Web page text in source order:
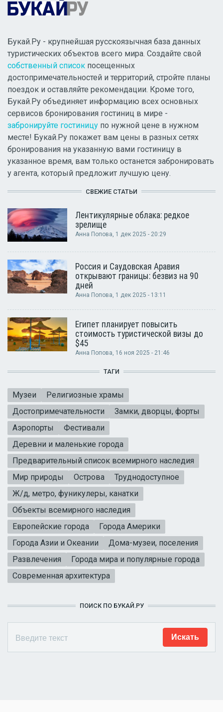
Букай.Ру - крупнейшая русскоязычная база данных
туристических объектов всего мира. Создайте свой
собственный список посещенных
достопримечательностей и территорий, стройте планы
поездок и оставляйте рекомендации. Кроме того,
Букай.Ру объединяет информацию всех основных
сервисов бронирования гостиниц в мире -
забронируйте гостиницу по нужной цене в нужном
месте! Букай.Ру покажет вам цены в разных сетях
бронирования на указанную вами гостиницу в
указанное время, вам только останется забронировать
у агента, который предложит лучшую цену.
СВЕЖИЕ СТАТЬИ
Лентикулярные облака: редкое
зрелище
Анна Попова , 1 дек 2025 - 20:29
Россия и Саудовская Аравия
открывают границы: безвиз на 90
дней
Анна Попова, 1 дек 2025 - 13:11
Египет планирует повысить
стоимость туристической визы до
$45
Анна Попова, 16 ноя 2025 - 21:46
ТАГИ
Музеи
Религиозные храмы
Достопримечательности
Замки, дворцы, форты
Аэропорты
Фестивали
Деревни и маленькие города
Предварительный список всемирного наследия
Мир природы
Острова
Труднодоступное
Ж/д, метро, фуникулеры, канатки
Объекты всемирного наследия
Европейские города
Города Америки
Города Азии и Океании
Дома-музеи, поселения
Развлечения
Города мира и популярные города
Современная архитектура
ПОИСК ПО БУКАЙ.РУ